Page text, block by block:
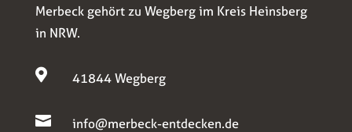
Merbeck gehört zu Wegberg im Kreis Heinsberg
in NRW.
 41844 Wegberg
 info@merbeck-entdecken.de